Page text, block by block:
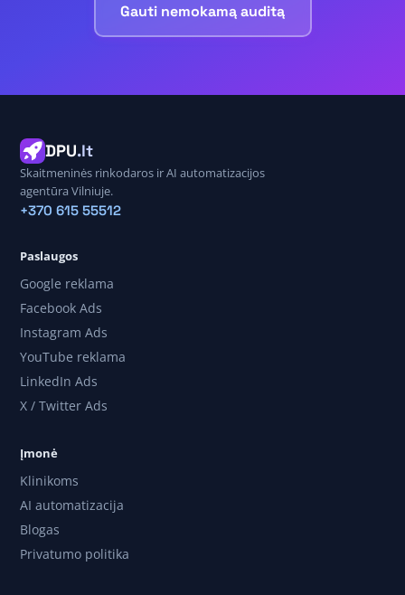
Gauti nemokamą auditą
DPU.lt
Skaitmeninės rinkodaros ir AI automatizacijos
agentūra Vilniuje.
+370 615 55512
Paslaugos
Google reklama
Facebook Ads
Instagram Ads
YouTube reklama
LinkedIn Ads
X / Twitter Ads
Įmonė
Klinikoms
AI automatizacija
Blogas
Privatumo politika